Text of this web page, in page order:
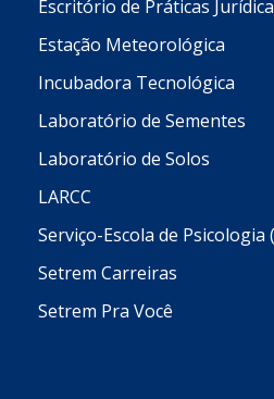
Escritório de Práticas
Estação Meteorológica
Incubadora Tecnológica
Laboratório de Sementes
Laboratório de Solos
LARCC
Serviço-Escola de Psicologia
Setrem Carreiras
Setrem Pra Você